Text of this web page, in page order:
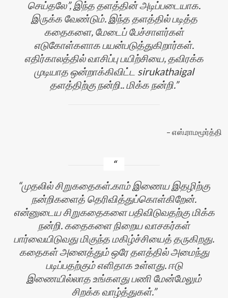
செய்தலே”, இந்த தளத்தின் அடிப்படையாக.
இருக்க வேண்டும். இந்த தளத்தில் படித்த
கதைகளை, மேடைப் பேச்சாளர்கள்
எடுகோள்களாக பயன்படுத்துகிறார்கள்.
எதிர்காலத்தில் வாசிப்பு பயிற்சியை, தவிரக்க
முடியாத ஒன்றாக்கிவிட்ட sirukathaigal
தளத்திற்கு நன்றி.. மிக்க நன்றி.
எஸ்.ராமமூர்த்தி
முதலில் சிறுகதைகள்.காம் இணைய இதழிற்கு
நன்றிகளைத் தெரிவித்துப்கொள்கிறேன்.
என்னுடைய சிறுகதைகளை பதிவிடுவதற்கு மிக்க
நன்றி. கதைகளை நிறைய வாசகர்கள்
பார்வையிடுவது மிகுந்த மகிழ்ச்சியைத் தருகிறது.
கதைகள் அனைத்தும் ஒரே தளத்தில் அமைந்து
படிப்பதற்கும் எளிதாக உள்ளது. ஈடு
இணையில்லாத உங்களது பணி மேன்மேலும்
சிறக்க வாழ்த்துகள்.